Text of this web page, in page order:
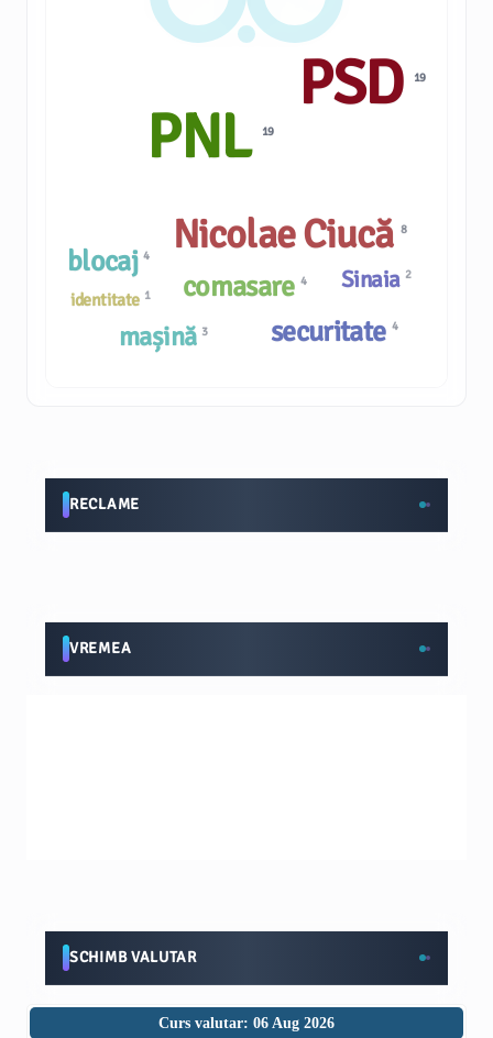
mașină 3
Sinaia 2
comasare4
identitate 1
PSD 19
blocaj4
securitate 4
PNL 19
Nicolae Ciucă8
RECLAME
VREMEA
SCHIMB VALUTAR
Curs valutar: 06 Aug 2026